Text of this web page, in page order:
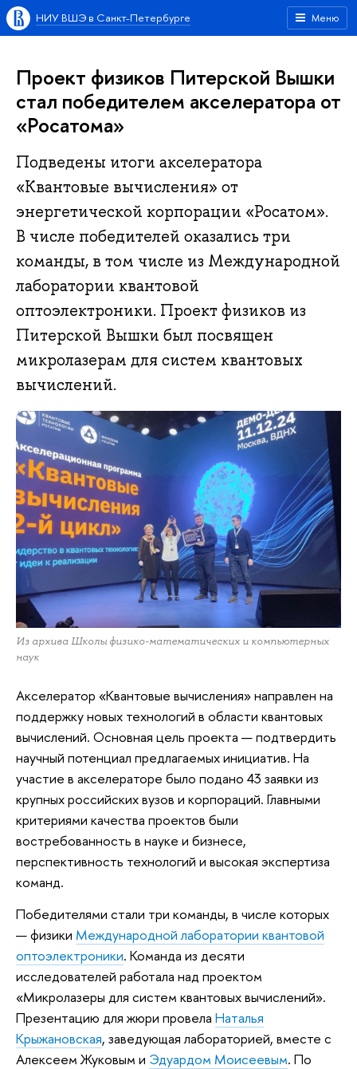
Меню
НИУ ВШЭ в Санкт-Петербурге
Проект физиков Питерской Вышки
стал победителем акселератора от
«Росатома»
Подведены итоги акселератора
«Квантовые вычисления» от
энергетической корпорации «Росатом».
В числе победителей оказались три
команды, в том числе из Международной
лаборатории квантовой
оптоэлектроники. Проект физиков из
Питерской Вышки был посвящен
микролазерам для систем квантовых
вычислений.
Из архива Школы физико-математических и компьютерных
наук
Акселератор «Квантовые вычисления» направлен на
поддержку новых технологий в области квантовых
вычислений. Основная цель проекта — подтвердить
научный потенциал предлагаемых инициатив. На
участие в акселераторе было подано 43 заявки из
крупных российских вузов и корпораций. Главными
критериями качества проектов были
востребованность в науке и бизнесе,
перспективность технологий и высокая экспертиза
команд.
Победителями стали три команды, в числе которых
— физики Международной лаборатории квантовой
оптоэлектроники. Команда из десяти
исследователей работала над проектом
«Микролазеры для систем квантовых вычислений».
Презентацию для жюри провела Наталья
Крыжановская, заведующая лабораторией, вместе с
Алексеем Жуковым и Эдуардом Моисеевым. По